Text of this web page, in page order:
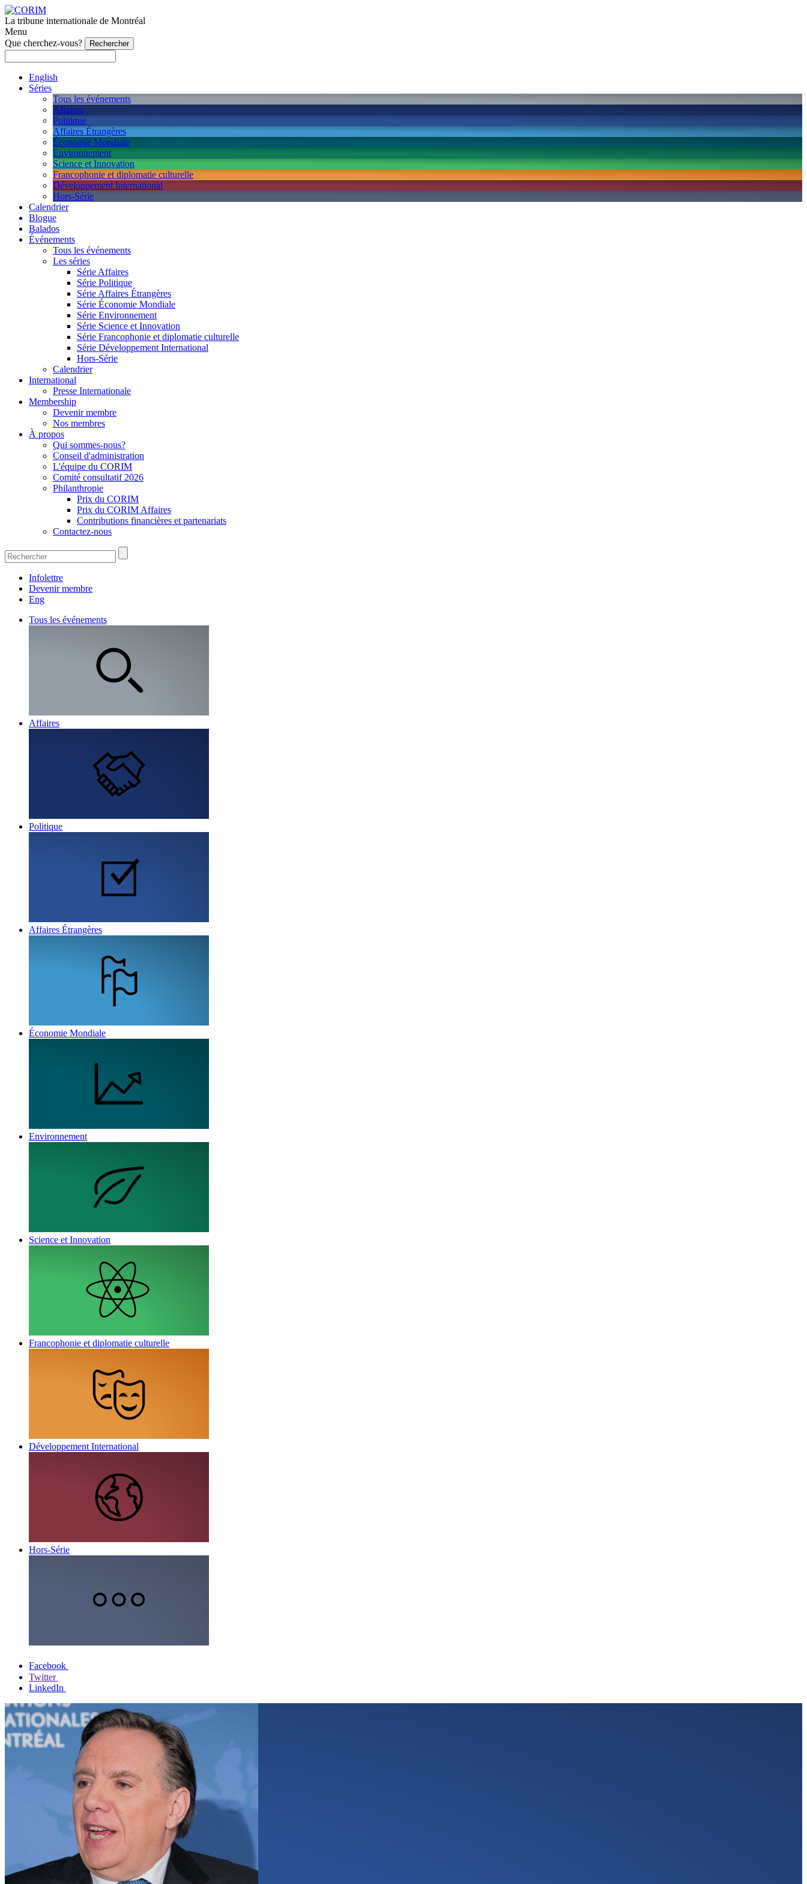
La tribune internationale de Montréal
Menu
Que cherchez-vous?
English
Séries
Tous les événements
Affaires
Politique
Affaires Étrangères
Économie Mondiale
Environnement
Science et Innovation
Francophonie et diplomatie culturelle
Développement International
Hors-Série
Calendrier
Blogue
Balados
Événements
Tous les événements
Les séries
Série Affaires
Série Politique
Série Affaires Étrangères
Série Économie Mondiale
Série Environnement
Série Science et Innovation
Série Francophonie et diplomatie culturelle
Série Développement International
Hors-Série
Calendrier
International
Presse Internationale
Membership
Devenir membre
Nos membres
À propos
Qui sommes-nous?
Conseil d'administration
L'équipe du CORIM
Comité consultatif 2026
Philanthropie
Prix du CORIM
Prix du CORIM Affaires
Contributions financières et partenariats
Contactez-nous
Infolettre
Devenir membre
Eng
Tous les événements
Affaires
Politique
Affaires Étrangères
Économie Mondiale
Environnement
Science et Innovation
Francophonie et diplomatie culturelle
Développement International
Hors-Série
Facebook
Twitter
LinkedIn